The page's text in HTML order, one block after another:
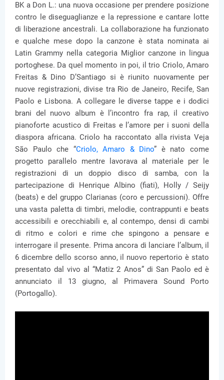
BK a Don L.: una nuova occasione per prendere posizione
contro le diseguaglianze e la repressione e cantare lotte
di liberazione ancestrali. La collaborazione ha funzionato
e qualche mese dopo la canzone è stata nominata ai
Latin Grammy nella categoria Miglior canzone in lingua
portoghese. Da quel momento in poi, il trio Criolo, Amaro
Freitas & Dino D’Santiago si è riunito nuovamente per
nuove registrazioni, divise tra Rio de Janeiro, Recife, San
Paolo e Lisbona. A collegare le diverse tappe e i dodici
brani del nuovo album è l’incontro fra rap, il creativo
pianoforte acustico di Freitas e l’amore per i suoni della
diaspora africana. Criolo ha raccontato alla rivista Veja
São Paulo che “Criolo, Amaro & Dino” è nato come
progetto parallelo mentre lavorava al materiale per le
registrazioni di un doppio disco di samba, con la
partecipazione di Henrique Albino (fiati), Holly / Seijy
(beats) e del gruppo Clarianas (coro e percussioni). Offre
una vasta paletta di timbri, melodie, contrappunti e beats
accessibili e orecchiabili e, al contempo, densi di cambi
di ritmo e colori e rime che spingono a pensare e
interrogare il presente. Prima ancora di lanciare l’album, il
6 dicembre dello scorso anno, il nuovo repertorio è stato
presentato dal vivo al “Matiz 2 Anos” di San Paolo ed è
annunciato il 13 giugno, al Primavera Sound Porto
(Portogallo).